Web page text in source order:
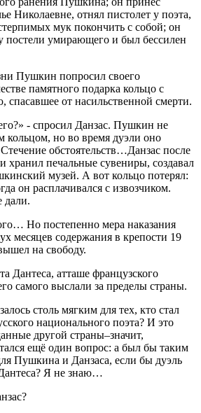
Николаевне, отнял пистолет у поэта,
мук покончить с собой; он
постели умирающего и был бессилен
Пушкин попросил своего
памятного подарка кольцо с
от насильственной смерти.
- спросил Данзас. Пушкин не
кольцом, но во время дуэли оно
обстоятельств…Данзас после
хранил печальные сувениры, создавал
музей. А вот кольцо потерял:
он расплачивался с извозчиком.
дали.
Но постепенно мера наказания
месяцев содержания в крепости 19
на свободу.
Дантеса, атташе французского
самого выслали за пределы страны.
столь мягким для тех, кто стал
национального поэта? И это
другой страны–значит,
ещё один вопрос: а был бы таким
Пушкина и Данзаса, если бы дуэль
Я не знаю…